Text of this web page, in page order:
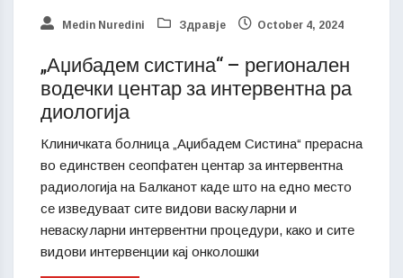
Medin Nuredini Здравје October 4, 2024
„Аџибадем систина“ – регионален
водечки центар за интервентна ра
диологија
Клиничката болница „Аџибадем Систина“ прерасна
во единствен сеопфатен центар за интервентна
радиологија на Балканот каде што на едно место
се изведуваат сите видови васкуларни и
неваскуларни интервентни процедури, како и сите
видови интервенции кај онколошки